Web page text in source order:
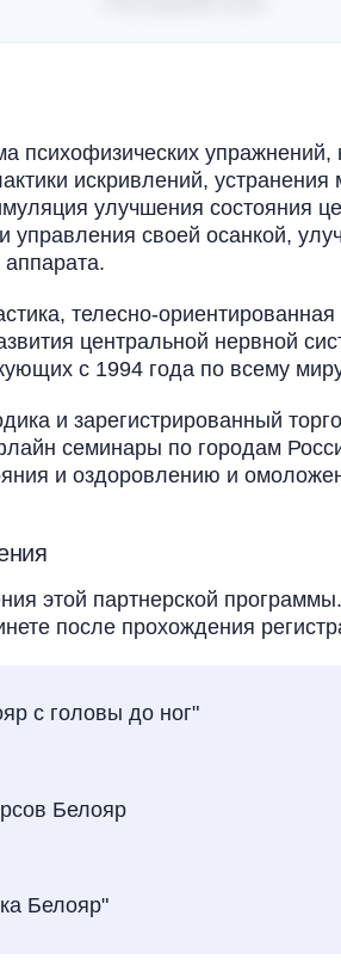
психофизических
искривлений,
улучшения состояния
управления своей осанкой,
аппарата.
телесно-
центральной нервной
с 1994 года по всему
и зарегистрированный
семинары по городам
и оздоровлению и
этой партнерской
после прохождения
с головы до ног"
Белояр
Белояр"